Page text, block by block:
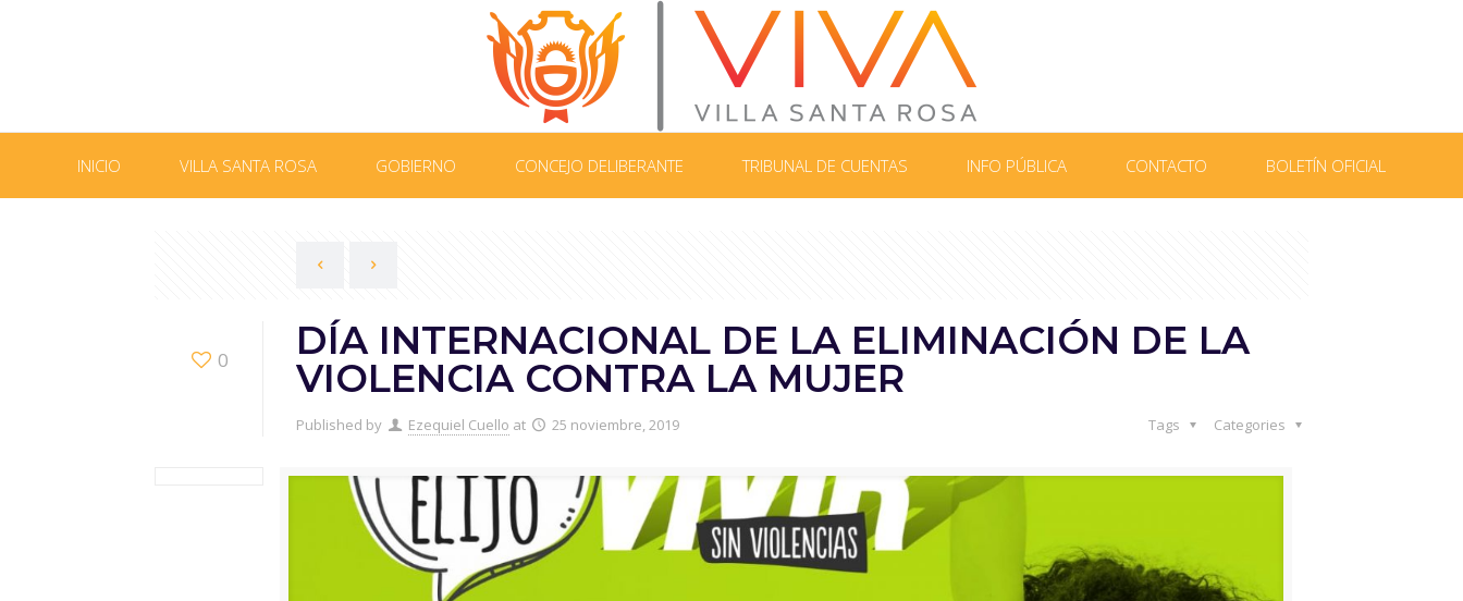
INICIO VILLA SANTA ROSA GOBIERNO CONCEJO DELIBERANTE TRIBUNAL DE CUENTAS INFO PÚBLICA CONTACTO BOLETÍN OFICIAL
0
DÍA INTERNACIONAL DE LA ELIMINACIÓN DE LA
VIOLENCIA CONTRA LA MUJER
Published by Ezequiel Cuello at 25 noviembre, 2019 Categories
Tags